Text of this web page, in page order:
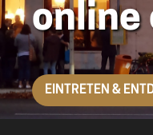
online
EINTRETEN &